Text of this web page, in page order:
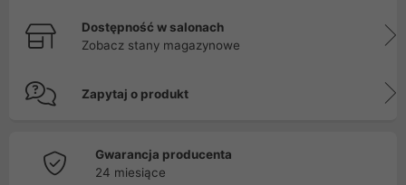
Dostępność w salonach
Zobacz stany magazynowe
Zapytaj o produkt
Gwarancja producenta
24 miesiące